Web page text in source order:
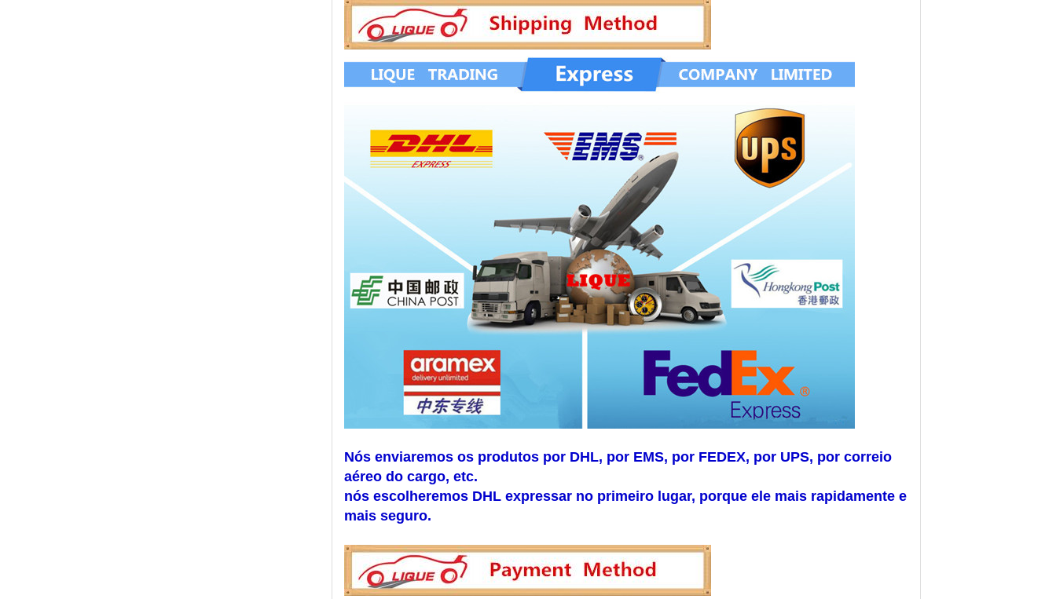
Nós enviaremos os produtos por DHL, por EMS, por FEDEX, por UPS, por correio
aéreo do cargo, etc.
nós escolheremos DHL expressar no primeiro lugar, porque ele mais rapidamente e
mais seguro.